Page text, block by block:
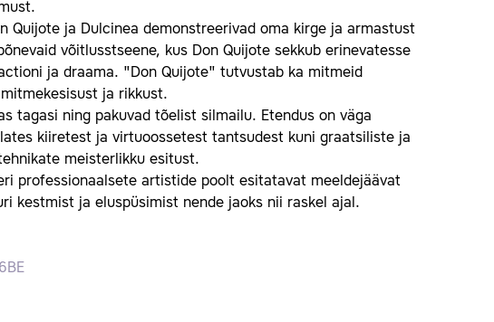
Quijote ja Dulcinea demonstreerivad oma kirge ja armastust
võitlusstseene, kus Don Quijote sekkub erinevatesse
ja draama. "Don Quijote" tutvustab ka mitmeid
ja rikkust.
tagasi ning pakuvad tõelist silmailu. Etendus on väga
kiiretest ja virtuoossetest tantsudest kuni graatsiliste ja
meisterlikku esitust.
professionaalsete artistide poolt esitatavat meeldejäävat
kestmist ja eluspüsimist nende jaoks nii raskel ajal.